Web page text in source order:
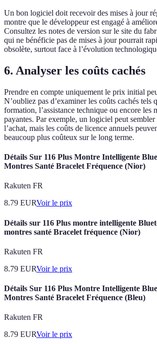
Un bon logiciel doit recevoir des mises à jour
montre que le développeur est engagé à
Consultez les notes de version sur le site du
qui ne bénéficie pas de mises à jour pourrait
obsolète, surtout face à l’évolution
6. Analyser les coûts cachés
Prendre en compte uniquement le prix initial
N’oubliez pas d’examiner les coûts cachés tels
formation, l’assistance technique ou encore les
payantes. Par exemple, un logiciel peut sembler
l’achat, mais les coûts de licence annuels
beaucoup plus coûteux sur le long terme.
Détails Sur 116 Plus Montre Intelligente
Montres Santé Bracelet Fréquence (Nior)
Rakuten FR
8.79 EURVoir le prix
Détails sur 116 Plus montre intelligente
montres santé Bracelet fréquence (Nior)
Rakuten FR
8.79 EURVoir le prix
Détails Sur 116 Plus Montre Intelligente
Montres Santé Bracelet Fréquence (Bleu)
Rakuten FR
8.79 EURVoir le prix